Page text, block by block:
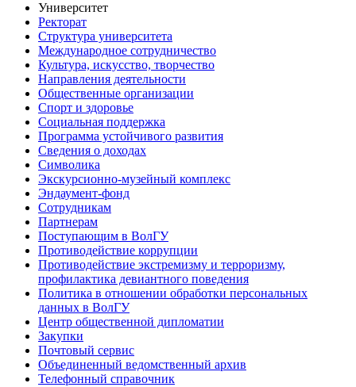
Университет
Ректорат
Структура университета
Международное сотрудничество
Культура, искусство, творчество
Направления деятельности
Общественные организации
Спорт и здоровье
Социальная поддержка
Программа устойчивого развития
Сведения о доходах
Символика
Экскурсионно-музейный комплекс
Эндаумент-фонд
Сотрудникам
Партнерам
Поступающим в ВолГУ
Противодействие коррупции
Противодействие экстремизму и терроризму,
профилактика девиантного поведения
Политика в отношении обработки персональных
данных в ВолГУ
Центр общественной дипломатии
Закупки
Почтовый сервис
Объединенный ведомственный архив
Телефонный справочник